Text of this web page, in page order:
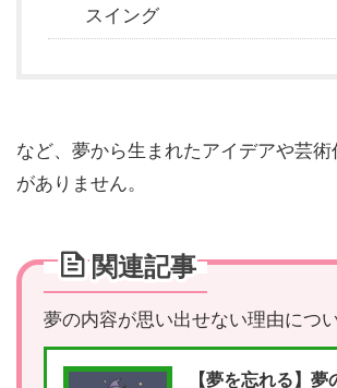
スイング
など、夢から生まれたアイデアや芸
がありません。
関連記事
夢の内容が思い出せない理由につ
【夢を忘れる】夢